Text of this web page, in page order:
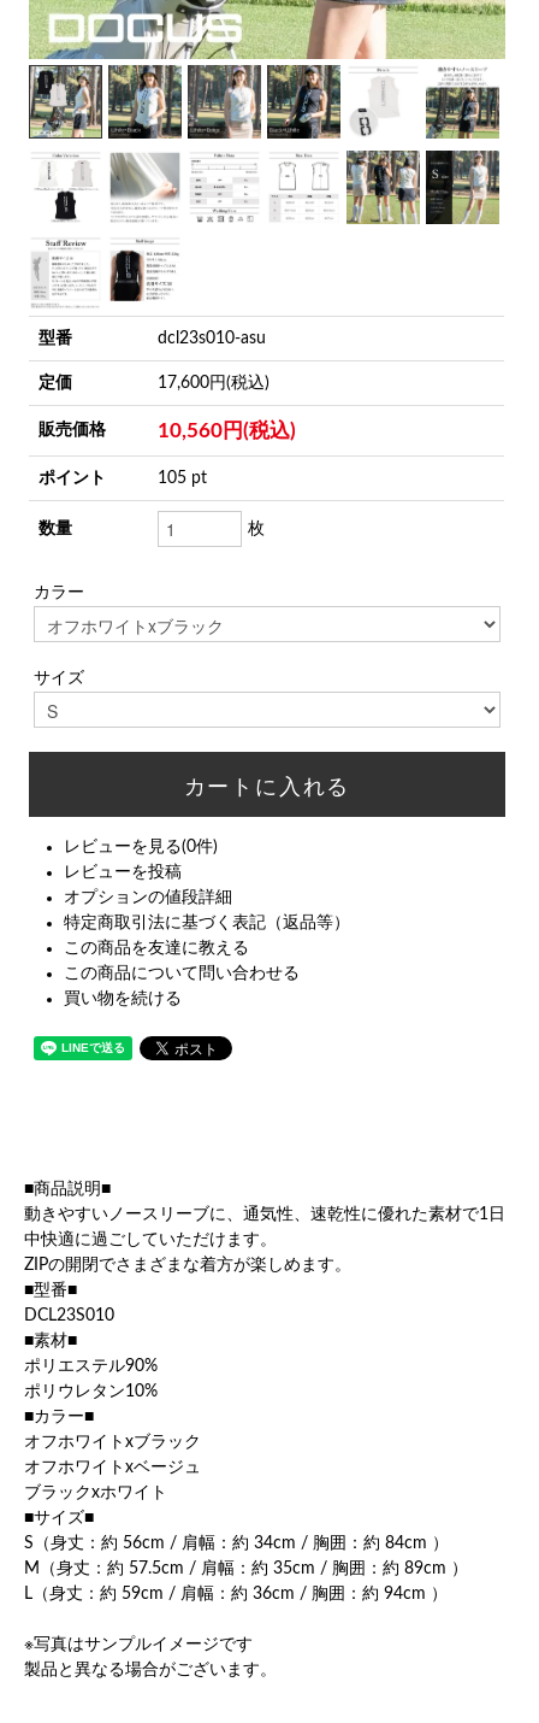
型番 dcl23s010-asu
定価 17,600円(税込)
販売価格 10,560円(税込)
ポイント 105 pt
数量 枚
カラー
サイズ
レビューを見る(0件)
レビューを投稿
オプションの値段詳細
特定商取引法に基づく表記（返品等）
この商品を友達に教える
この商品について問い合わせる
買い物を続ける
■商品説明■
動きやすいノースリーブに、通気性、速乾性に優れた素材で1日
中快適に過ごしていただけます。
ZIPの開閉でさまざまな着方が楽しめます。
■型番■
DCL23S010
■素材■
ポリエステル90%
ポリウレタン10%
■カラー■
オフホワイトxブラック
オフホワイトxベージュ
ブラックxホワイト
■サイズ■
S（身丈：約 56cm / 肩幅：約 34cm / 胸囲：約 84cm ）
M（身丈：約 57.5cm / 肩幅：約 35cm / 胸囲：約 89cm ）
L（身丈：約 59cm / 肩幅：約 36cm / 胸囲：約 94cm ）
※写真はサンプルイメージです
製品と異なる場合がございます。